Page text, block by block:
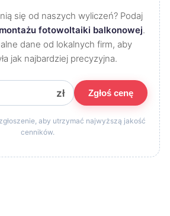
się od naszych wyliczeń? Podaj
montażu fotowoltaiki balkonowej.
dane od lokalnych firm, aby
jak najbardziej precyzyjna.
zł Zgłoś cenę
aby utrzymać najwyższą jakość
cenników.